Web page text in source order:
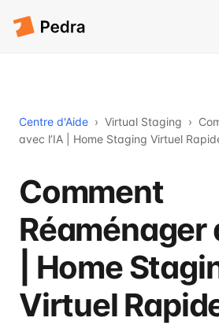
Centre d'Aide › Virtual Staging ›
avec l’IA | Home Staging Virtuel
Comment
Réaménager
| Home
Virtuel